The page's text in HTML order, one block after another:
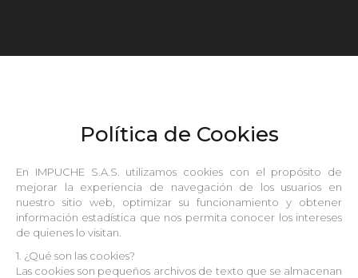
Política de Cookies
En IMPUCHE S.A.S. utilizamos cookies con el propósito de
mejorar la experiencia de navegación de los usuarios en
nuestro sitio web, optimizar su funcionamiento y obtener
información estadística que nos permita conocer los intereses
de quienes lo visitan.
1. ¿Qué son las cookies?
Las cookies son pequeños archivos de texto que se almacenan